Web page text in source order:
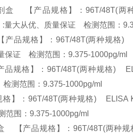
盒 【产品规格】：96T/48T(两
量大从优、质量保证 检测范围：
品规格】：96T/48T(两种规格)
保证 检测范围：9.375-1000pg/ml
格】：96T/48T(两种规格)
测范围：9.375-1000pg/ml
：96T/48T(两种规格) ELISA
范围：9.375-1000pg/ml
【产品规格】：96T/48T(两种规